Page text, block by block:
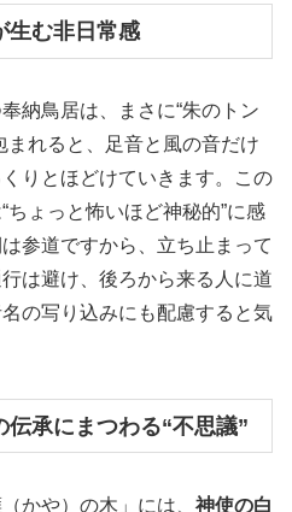
生む非日常感
納鳥居は、まさに“朱のトン
まれると、足音と風の音だけ
りとほどけていきます。この
ちょっと怖いほど神秘的”に感
参道ですから、立ち止まって
は避け、後ろから来る人に道
の写り込みにも配慮すると気
承にまつわる“不思議”
かや）の木」には、 神使の白